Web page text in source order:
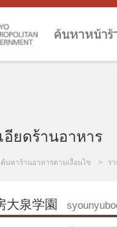
อียดร้านอาหาร
ค้นหาร้านอาหารตามเงื่อนไข ร
大泉学園